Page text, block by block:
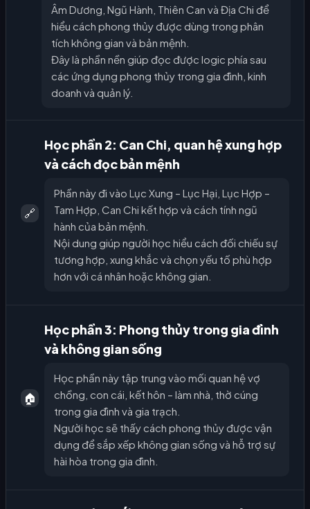
Âm Dương, Ngũ Hành, Thiên Can và Địa Chi để
hiểu cách phong thủy được dùng trong phân
tích không gian và bản mệnh.
Đây là phần nền giúp đọc được logic phía sau
các ứng dụng phong thủy trong gia đình, kinh
doanh và quản lý.
🔗
Học phần 2: Can Chi, quan hệ xung hợp
và cách đọc bản mệnh
Phần này đi vào Lục Xung – Lục Hại, Lục Hợp –
Tam Hợp, Can Chi kết hợp và cách tính ngũ
hành của bản mệnh.
Nội dung giúp người học hiểu cách đối chiếu sự
tương hợp, xung khắc và chọn yếu tố phù hợp
hơn với cá nhân hoặc không gian.
🏠
Học phần 3: Phong thủy trong gia đình
và không gian sống
Học phần này tập trung vào mối quan hệ vợ
chồng, con cái, kết hôn – làm nhà, thờ cúng
trong gia đình và gia trạch.
Người học sẽ thấy cách phong thủy được vận
dụng để sắp xếp không gian sống và hỗ trợ sự
hài hòa trong gia đình.